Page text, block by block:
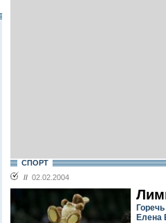
СПОРТ
// 02.02.2004
Елена